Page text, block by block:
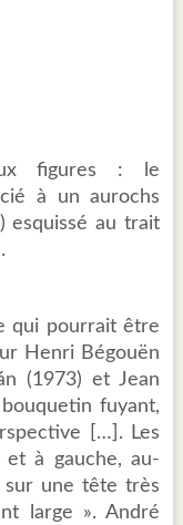
figures : le
à un aurochs
esquissé au trait
qui pourrait être
Henri Bégouën
(1973) et Jean
fuyant,
[…]. Les
à gauche, au-
sur une tête très
large ». André